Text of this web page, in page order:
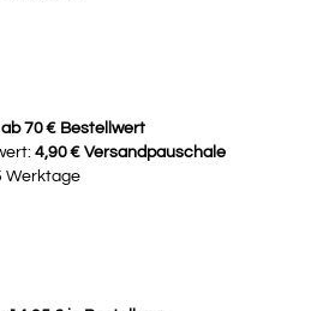
70 € Bestellwert
4,90 € Versandpauschale
Werktage